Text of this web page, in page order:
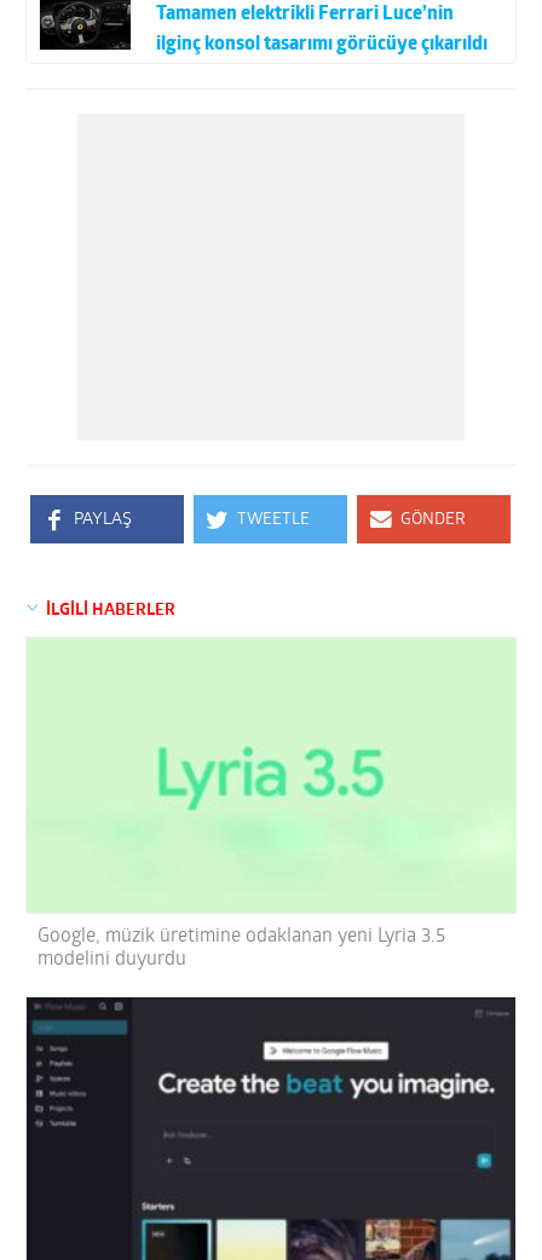
Tamamen elektrikli Ferrari Luce’nin
ilginç konsol tasarımı görücüye çıkarıldı
PAYLAŞ TWEETLE GÖNDER
İLGİLİ HABERLER
Google, müzik üretimine odaklanan yeni Lyria 3.5
modelini duyurdu